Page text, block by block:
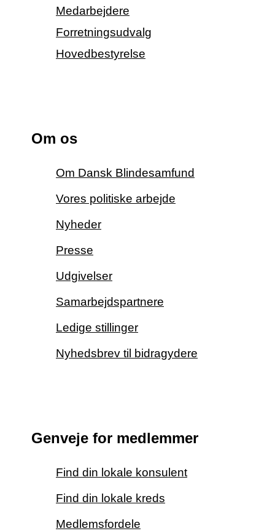
Medarbejdere
Forretningsudvalg
Hovedbestyrelse
Om os
Om Dansk Blindesamfund
Vores politiske arbejde
Nyheder
Presse
Udgivelser
Samarbejdspartnere
Ledige stillinger
Nyhedsbrev til bidragydere
Genveje for medlemmer
Find din lokale konsulent
Find din lokale kreds
Medlemsfordele